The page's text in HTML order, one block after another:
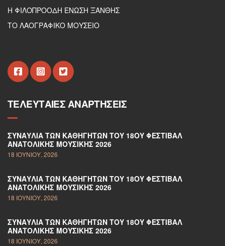
Η ΦΙΛΟΠΡΟΟΔΗ ΕΝΩΣΗ ΞΑΝΘΗΣ
ΤΟ ΛΑΟΓΡΑΦΙΚΟ ΜΟΥΣΕΙΟ
ΤΕΛΕΥΤΑΊΕΣ ΑΝΑΡΤΉΣΕΙΣ
ΣΥΝΑΥΛΊΑ ΤΩΝ ΚΑΘΗΓΗΤΏΝ ΤΟΥ 18ΟΥ ΦΕΣΤΙΒΆΛ
ΑΝΑΤΟΛΙΚΉΣ ΜΟΥΣΙΚΉΣ 2026
18 ΙΟΥΝΊΟΥ, 2026
ΣΥΝΑΥΛΊΑ ΤΩΝ ΚΑΘΗΓΗΤΏΝ ΤΟΥ 18ΟΥ ΦΕΣΤΙΒΆΛ
ΑΝΑΤΟΛΙΚΉΣ ΜΟΥΣΙΚΉΣ 2026
18 ΙΟΥΝΊΟΥ, 2026
ΣΥΝΑΥΛΊΑ ΤΩΝ ΚΑΘΗΓΗΤΏΝ ΤΟΥ 18ΟΥ ΦΕΣΤΙΒΆΛ
ΑΝΑΤΟΛΙΚΉΣ ΜΟΥΣΙΚΉΣ 2026
18 ΙΟΥΝΊΟΥ, 2026